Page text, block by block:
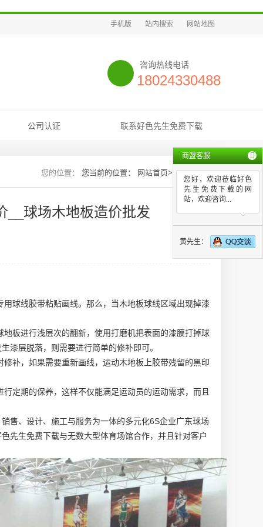
手机版 站内搜索 网站地图
咨询热线电话
18024330488
公司认证 联系好色先生免费下载
您当前的位置： 网站首页>> 新闻资讯
__球场木地板造价批发
球线胶带粘贴画线。那么，当木地板球线区域出现掉漆
板进行浅层次的翻新，使用打磨机把表面的漆膜打掉球
漆层脱落，则需要进行简单的修补即可。
补，如果需要重新画线，运动木地板上胶带残留的黑印
定期的保养，这样不仅能满足运动员的运动需求，而且
售、设计、施工与服务为一体的多元化6S企业广东球场
先生免费下载与无数大型体育场馆合作，并且针对客户
商盟客服
您好，欢迎莅临好色
先生免费下载的网
站，欢迎咨询...
黄先生：